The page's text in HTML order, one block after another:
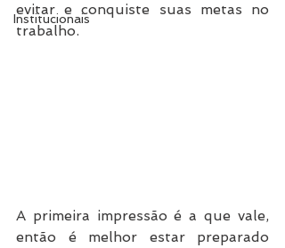
Institucionais
evitar e conquiste suas metas no
trabalho.
A primeira impressão é a que vale,
então é melhor estar preparado